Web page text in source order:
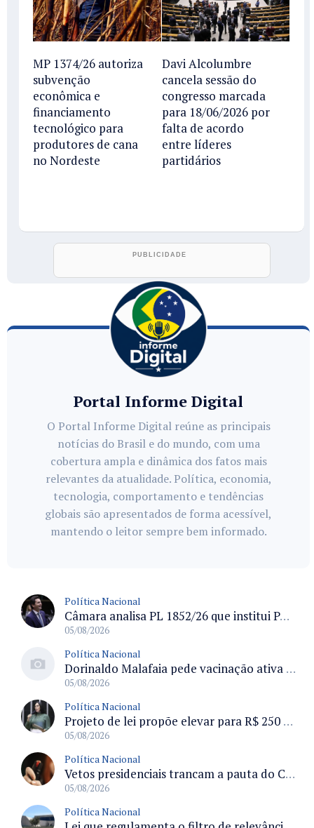
MP 1374/26 autoriza
subvenção
econômica e
financiamento
tecnológico para
produtores de cana
no Nordeste
Davi Alcolumbre
cancela sessão do
congresso marcada
para 18/06/2026 por
falta de acordo
entre líderes
partidários
Portal Informe Digital
O Portal Informe Digital reúne as principais
notícias do Brasil e do mundo, com uma
cobertura ampla e dinâmica dos fatos mais
relevantes da atualidade. Política, economia,
tecnologia, comportamento e tendências
globais são apresentados de forma acessível,
mantendo o leitor sempre bem informado.
Política Nacional
Câmara analisa PL 1852/26 que institui Política Nacional de Gestão de Desempenho e Eficiência para servidores públicos
05/08/2026
Política Nacional
Dorinaldo Malafaia pede vacinação ativa ao Ministério da Saúde para reverter queda na cobertura vacinal no Brasil
05/08/2026
Política Nacional
Projeto de lei propõe elevar para R$ 250 mil limite de isenção do IPI para pessoas com deficiência e autismo
05/08/2026
Política Nacional
Vetos presidenciais trancam a pauta do Congresso com 87 itens pendentes e incluem trechos do Orçamento de 2026
05/08/2026
Política Nacional